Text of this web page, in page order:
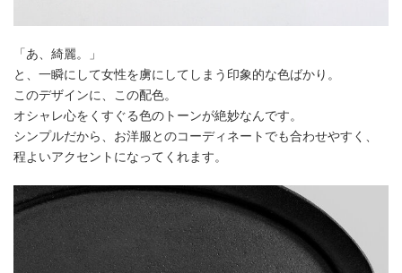
「あ、綺麗。」
と、一瞬にして女性を虜にしてしまう印象的な色ばかり。
このデザインに、この配色。
オシャレ心をくすぐる色のトーンが絶妙なんです。
シンプルだから、お洋服とのコーディネートでも合わせやすく、
程よいアクセントになってくれます。